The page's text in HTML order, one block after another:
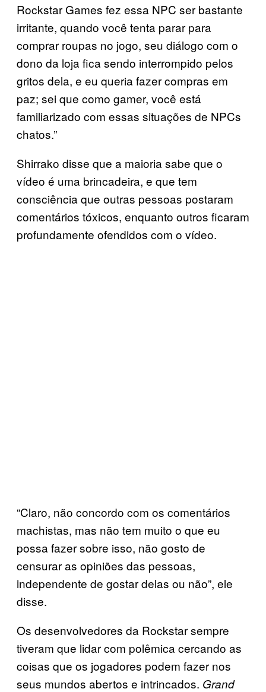
Rockstar Games fez essa NPC ser bastante
irritante, quando você tenta parar para
comprar roupas no jogo, seu diálogo com o
dono da loja fica sendo interrompido pelos
gritos dela, e eu queria fazer compras em
paz; sei que como gamer, você está
familiarizado com essas situações de NPCs
chatos.”
Shirrako disse que a maioria sabe que o
vídeo é uma brincadeira, e que tem
consciência que outras pessoas postaram
comentários tóxicos, enquanto outros ficaram
profundamente ofendidos com o vídeo.
“Claro, não concordo com os comentários
machistas, mas não tem muito o que eu
possa fazer sobre isso, não gosto de
censurar as opiniões das pessoas,
independente de gostar delas ou não”, ele
disse.
Os desenvolvedores da Rockstar sempre
tiveram que lidar com polêmica cercando as
coisas que os jogadores podem fazer nos
seus mundos abertos e intrincados. Grand